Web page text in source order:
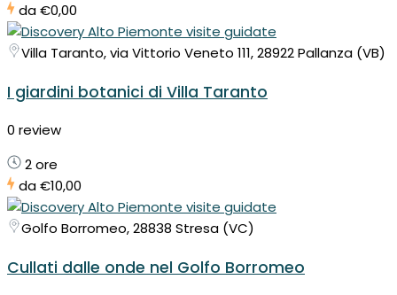
da€0,00
Villa Taranto, via Vittorio Veneto 111, 28922 Pallanza (VB)
I giardini botanici di Villa Taranto
0 review
2 ore
da€10,00
Golfo Borromeo, 28838 Stresa (VC)
Cullati dalle onde nel Golfo Borromeo